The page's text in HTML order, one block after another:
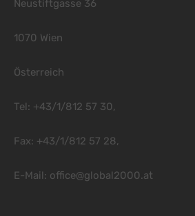
Neustiftgasse 36
1070 Wien
Österreich
Tel: +43/1/812 57 30,
Fax: +43/1/812 57 28,
E-Mail: office@global2000.at